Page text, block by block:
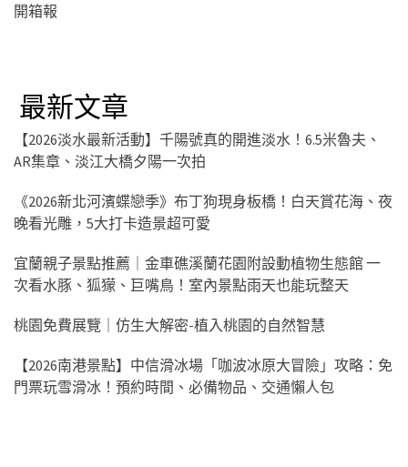
開箱報
最新文章
【2026淡水最新活動】千陽號真的開進淡水！6.5米魯夫、
AR集章、淡江大橋夕陽一次拍
《2026新北河濱蝶戀季》布丁狗現身板橋！白天賞花海、夜
晚看光雕，5大打卡造景超可愛
宜蘭親子景點推薦｜金車礁溪蘭花園附設動植物生態館 一
次看水豚、狐獴、巨嘴鳥！室內景點雨天也能玩整天
桃園免費展覽｜仿生大解密-植入桃園的自然智慧
【2026南港景點】中信滑冰場「咖波冰原大冒險」攻略：免
門票玩雪滑冰！預約時間、必備物品、交通懶人包